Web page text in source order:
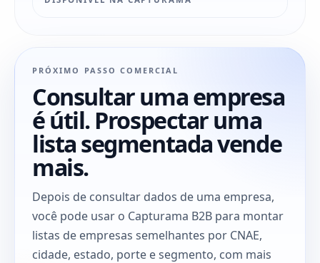
PRÓXIMO PASSO COMERCIAL
Consultar uma empresa
é útil. Prospectar uma
lista segmentada vende
mais.
Depois de consultar dados de uma empresa,
você pode usar o Capturama B2B para montar
listas de empresas semelhantes por CNAE,
cidade, estado, porte e segmento, com mais